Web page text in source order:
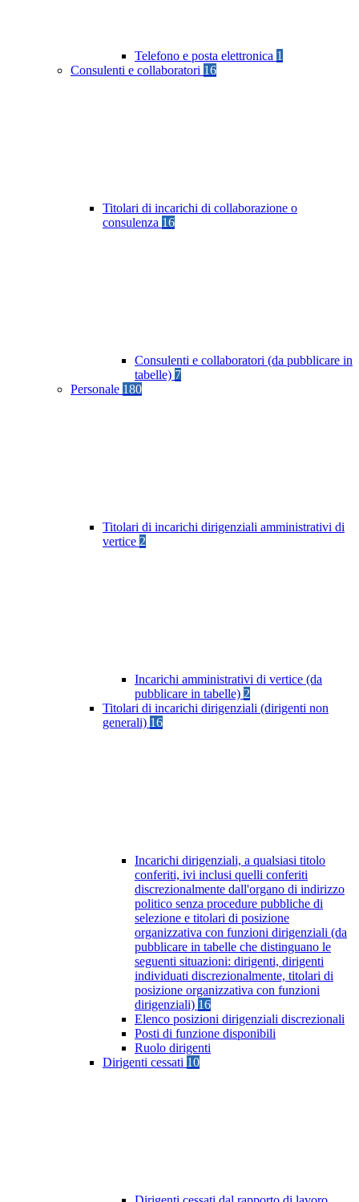
Telefono e posta elettronica 1
Consulenti e collaboratori 16
Titolari di incarichi di collaborazione o
consulenza 16
Consulenti e collaboratori (da pubblicare in
tabelle) 7
Personale 180
Titolari di incarichi dirigenziali amministrativi di
vertice 2
Incarichi amministrativi di vertice (da
pubblicare in tabelle) 2
Titolari di incarichi dirigenziali (dirigenti non
generali) 16
Incarichi dirigenziali, a qualsiasi titolo
conferiti, ivi inclusi quelli conferiti
discrezionalmente dall'organo di indirizzo
politico senza procedure pubbliche di
selezione e titolari di posizione
organizzativa con funzioni dirigenziali (da
pubblicare in tabelle che distinguano le
seguenti situazioni: dirigenti, dirigenti
individuati discrezionalmente, titolari di
posizione organizzativa con funzioni
dirigenziali) 16
Elenco posizioni dirigenziali discrezionali
Posti di funzione disponibili
Ruolo dirigenti
Dirigenti cessati 10